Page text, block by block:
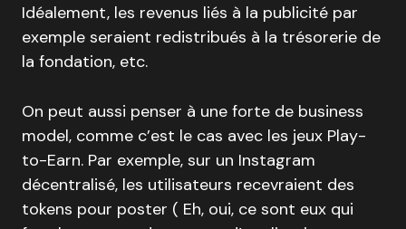
Idéalement, les revenus liés à la publicité par
exemple seraient redistribués à la trésorerie de
la fondation, etc.
On peut aussi penser à une forte de business
model, comme c’est le cas avec les jeux Play-
to-Earn. Par exemple, sur un Instagram
décentralisé, les utilisateurs recevraient des
tokens pour poster ( Eh, oui, ce sont eux qui